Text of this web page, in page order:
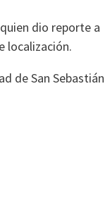
dio reporte a
localización.
de San Sebastián